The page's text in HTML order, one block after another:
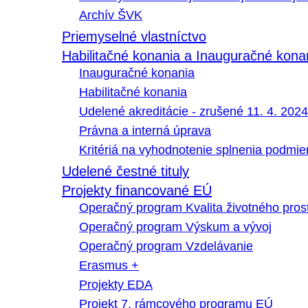
Archív ŠVK
Priemyselné vlastníctvo
Habilitačné konania a Inauguračné
Inauguračné konania
Habilitačné konania
Udelené akreditácie - zrušené 11. 4. 2024
Právna a interná úprava
Kritériá na vyhodnotenie splnenia
Udelené čestné tituly
Projekty financované EÚ
Operačný program Kvalita životného
Operačný program Výskum a vývoj
Operačný program Vzdelávanie
Erasmus +
Projekty EDA
Projekt 7. rámcového programu EÚ